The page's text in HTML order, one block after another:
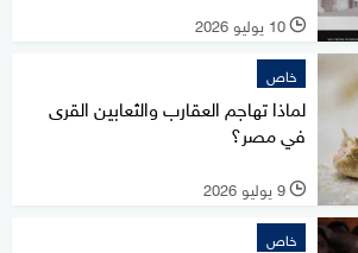
l 10 يوليو 2026
خاص
لماذا تهاجم العقارب والثعابين القرى
في مصر؟
l 9 يوليو 2026
خاص